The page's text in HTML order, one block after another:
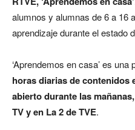
alumnos y alumnas de 6 a 16
aprendizaje durante el estado
‘Aprendemos en casa’ es
horas diarias de contenidos
abierto durante las
TV y en La 2 de TVE.